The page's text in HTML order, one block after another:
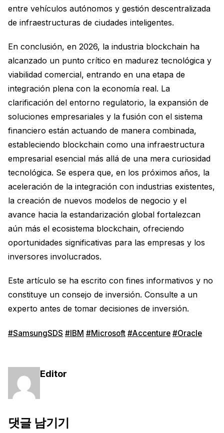
entre vehículos autónomos y gestión descentralizada
de infraestructuras de ciudades inteligentes.
En conclusión, en 2026, la industria blockchain ha
alcanzado un punto crítico en madurez tecnológica y
viabilidad comercial, entrando en una etapa de
integración plena con la economía real. La
clarificación del entorno regulatorio, la expansión de
soluciones empresariales y la fusión con el sistema
financiero están actuando de manera combinada,
estableciendo blockchain como una infraestructura
empresarial esencial más allá de una mera curiosidad
tecnológica. Se espera que, en los próximos años, la
aceleración de la integración con industrias existentes,
la creación de nuevos modelos de negocio y el
avance hacia la estandarización global fortalezcan
aún más el ecosistema blockchain, ofreciendo
oportunidades significativas para las empresas y los
inversores involucrados.
Este artículo se ha escrito con fines informativos y no
constituye un consejo de inversión. Consulte a un
experto antes de tomar decisiones de inversión.
#SamsungSDS #IBM #Microsoft #Accenture #Oracle
Editor
댓글 남기기